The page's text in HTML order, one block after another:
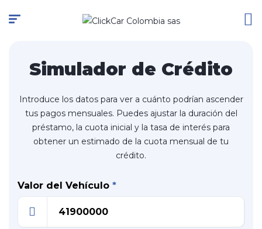
Simulador de Crédito
Introduce los datos para ver a cuánto podrían ascender
tus pagos mensuales. Puedes ajustar la duración del
préstamo, la cuota inicial y la tasa de interés para
obtener un estimado de la cuota mensual de tu
crédito.
Valor del Vehículo *